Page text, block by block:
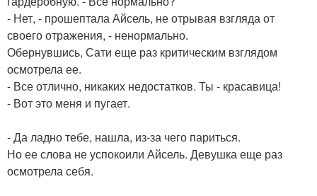
- Нет, - прошептала Айсель, не отрывая взгляда от
своего отражения, - ненормально.
Обернувшись, Сати еще раз критическим взглядом
осмотрела ее.
- Все отлично, никаких недостатков. Ты - красавица!
- Вот это меня и пугает.
- Да ладно тебе, нашла, из-за чего париться.
Но ее слова не успокоили Айсель. Девушка еще раз
осмотрела себя.